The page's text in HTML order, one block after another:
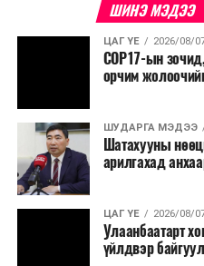
Олон улсын
шийдвэртэйгээс
тэмдэглэлт өдөр,
Урьдчилан
тушаалтны
томилолт, гадаадын
Зайлшгүй
тавилга,
Батлан хамгаалах,
ШИНЭ МЭДЭЭ
ЦАГ ҮЕ 2026/08/
COP17-ын
орчим
ШУДАРГА МЭДЭЭ
Шатахууны
арилгахад
ЦАГ ҮЕ 2026/08/
Улаанбаатарт
үйлдвэр